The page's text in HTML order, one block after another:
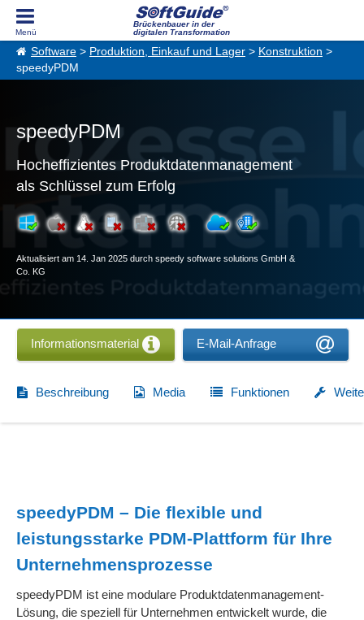
Brückenbauer in der
digitalen Transformation
Software > Produktion, Einkauf und Lager > Konstruktion >
speedyPDM
speedyPDM
Hocheffizientes Produktdatenmanagement
als Schlüssel zum Erfolg
Aktualisiert am 14. Jan 2025 durch speedy software solutions GmbH &
Co. KG
Informationsmaterial E-Mail-Anfrage
Beschreibung Media Funktionen
speedyPDM – Die flexible und
leistungsstarke PDM-Plattform für Ihre
Unternehmensprozesse
speedyPDM ist eine modulare Produktdatenmanagement-
Lösung, die speziell für Unternehmen entwickelt wurde, die